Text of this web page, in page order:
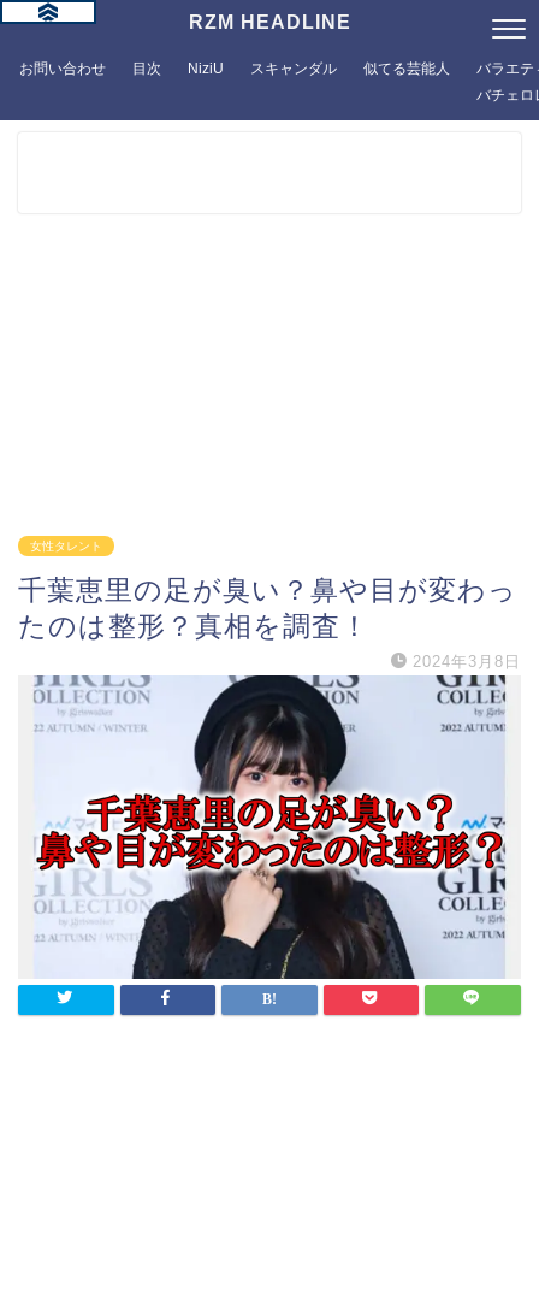
RZM HEADLINE
お問い合わせ 目次 NiziU スキャンダル 似てる芸能人
バラエテ
バチェロ
女性タレント
千葉恵里の足が臭い？鼻や目が変わっ
たのは整形？真相を調査！
2024年3月8日